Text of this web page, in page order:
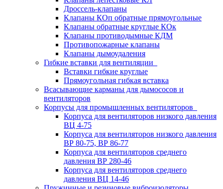
Дроссель-клапаны
Клапаны КОп обратные прямоугольные
Клапаны обратные круглые КОк
Клапаны противодымные КДМ
Противопожарные клапаны
Клапаны дымоудаления
Гибкие вставки для вентиляции
Вставки гибкие круглые
Прямоугольная гибкая вставка
Всасывающие карманы для дымососов и
вентиляторов
Корпусы для промышленных вентиляторов
Корпуса для вентиляторов низкого давления
ВЦ 4-75
Корпуса для вентиляторов низкого давления
ВР 80-75, ВР 86-77
Корпуса для вентиляторов среднего
давления ВР 280-46
Корпуса для вентиляторов среднего
давления ВЦ 14-46